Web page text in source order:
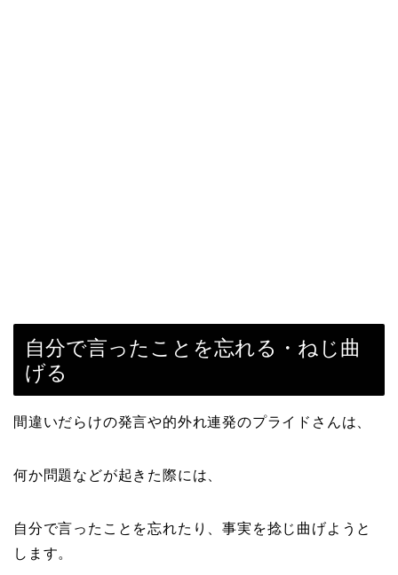
自分で言ったことを忘れる・ねじ曲
げる
間違いだらけの発言や的外れ連発のプライドさんは、
何か問題などが起きた際には、
自分で言ったことを忘れたり、事実を捻じ曲げようと
します。